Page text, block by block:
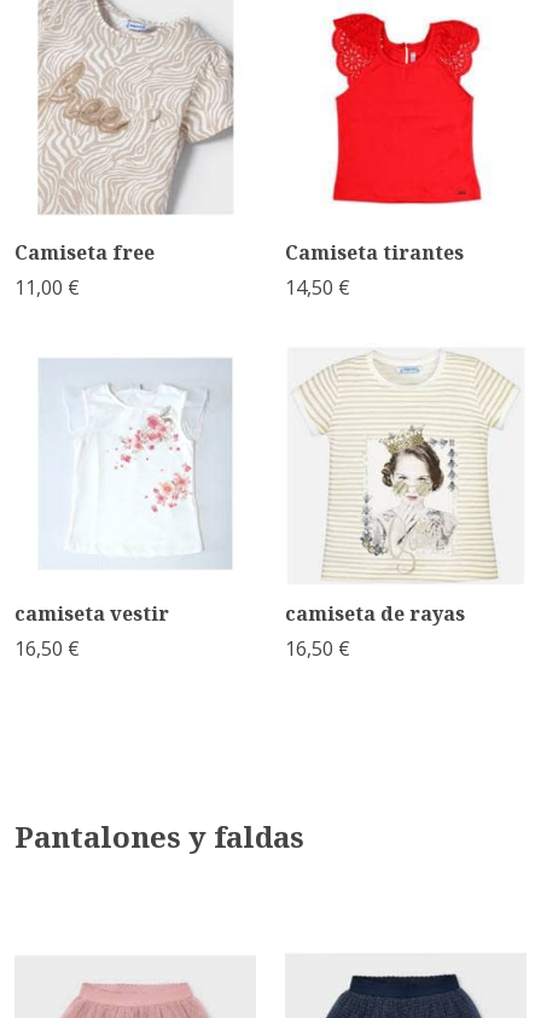
Camiseta free
11,00 €
Camiseta tirantes
14,50 €
camiseta vestir
16,50 €
camiseta de rayas
16,50 €
Pantalones y faldas